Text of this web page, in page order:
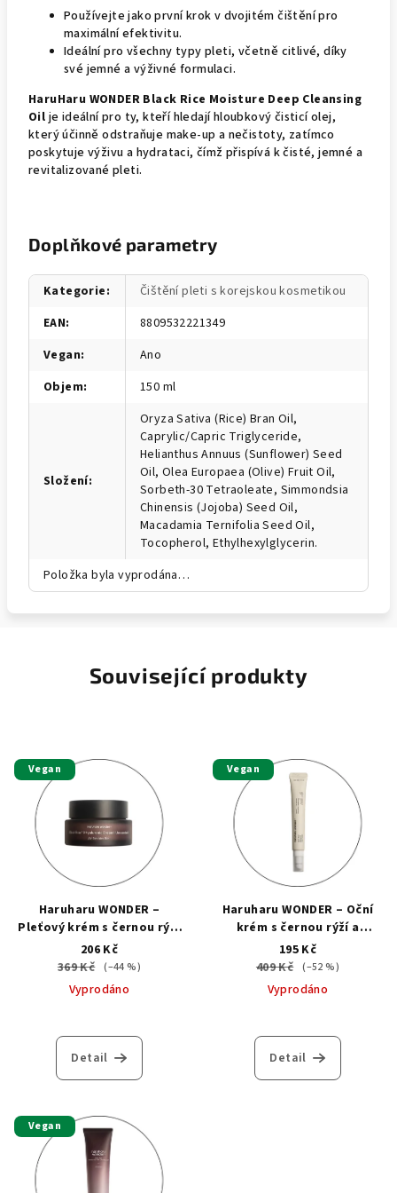
Používejte jako první krok v dvojitém čištění pro
maximální efektivitu.
Ideální pro všechny typy pleti, včetně citlivé, díky
své jemné a výživné formulaci.
HaruHaru WONDER Black Rice Moisture Deep Cleansing
Oilje ideální pro ty, kteří hledají hloubkový čisticí olej,
který účinně odstraňuje make-up a nečistoty, zatímco
poskytuje výživu a hydrataci, čímž přispívá k čisté, jemné a
revitalizované pleti.
Doplňkové parametry
Kategorie:
Čištění pleti s korejskou kosmetikou
EAN:
8809532221349
Vegan:
Ano
Objem: 150 ml
Složení:
Oryza Sativa (Rice) Bran Oil,
Caprylic/Capric Triglyceride,
Helianthus Annuus (Sunflower) Seed
Oil, Olea Europaea (Olive) Fruit Oil,
Sorbeth-30 Tetraoleate, Simmondsia
Chinensis (Jojoba) Seed Oil,
Macadamia Ternifolia Seed Oil,
Tocopherol, Ethylhexylglycerin.
Položka byla vyprodána…
Související produkty
Vegan
Haruharu WONDER –
Pleťový krém s černou rýží
a kyselinou hyaluronovou
(bez parfemace) 50 ml
206 Kč
369 Kč (–44 %)
Vyprodáno
Detail
Vegan
Haruharu WONDER – Oční
krém s černou rýží a
bakuchiolem 20 ml
195 Kč
409 Kč (–52 %)
Vyprodáno
Detail
Vegan